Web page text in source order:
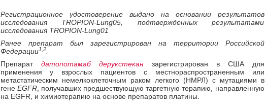
Регистрационное удостоверение выдано на основании результатов
исследования TROPION-Lung05, подтвержденных результатами
исследования TROPION-Lung01
Ранее препарат был зарегистрирован на территории Российской
Федерации1,2.
Препарат датопотамаб дерукстеканзарегистрирован в США для
применения у взрослых пациентов с местнораспространенным или
метастатическим немелкоклеточным раком легкого (НМРЛ) с мутациями в
гене EGFR, получавших предшествующую таргетную терапию, направленную
на EGFR, и химиотерапию на основе препаратов платины.